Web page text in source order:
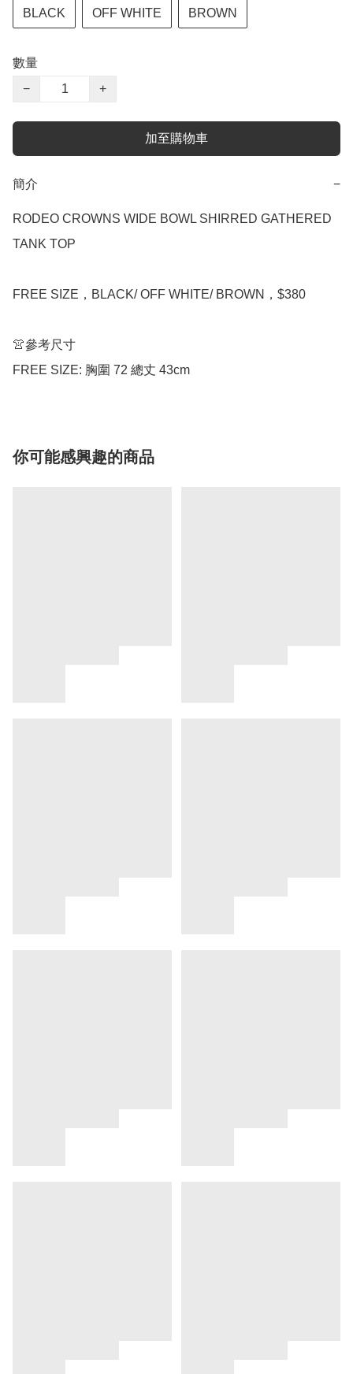
BLACK OFF WHITE BROWN
數量
−
+
加至購物車
簡介 −
RODEO CROWNS WIDE BOWL SHIRRED GATHERED
TANK TOP
FREE SIZE，BLACK/ OFF WHITE/ BROWN，$380
👚參考尺寸
FREE SIZE: 胸圍 72 總丈 43cm
你可能感興趣的商品